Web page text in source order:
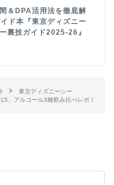
＆DPA活用法を徹底解
ド本『東京ディズニー
裏技ガイド2025-26』
東京ディズニーシー
」アルコール3種飲み比べレポ！